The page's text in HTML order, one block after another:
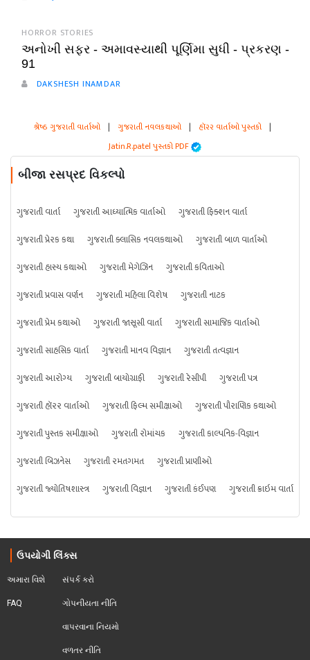
HORROR STORIES
અનોખી સફર - અમાવસ્યાથી પૂર્ણિમા સુધી - પ્રકરણ -
91
DAKSHESH INAMDAR
શ્રેષ્ઠ ગુજરાતી વાર્તાઓ | ગુજરાતી નવલકથાઓ | હૉરર વાર્તાઓ પુસ્તકો |
Jatin.R.patel પુસ્તકો PDF
બીજા રસપ્રદ વિકલ્પો
ગુજરાતી વાર્તા ગુજરાતી આધ્યાત્મિક વાર્તાઓ
ગુજરાતી ફિક્શન વાર્તા
ગુજરાતી પ્રેરક કથા
ગુજરાતી ક્લાસિક નવલકથાઓ
ગુજરાતી બાળ વાર્તાઓ
ગુજરાતી હાસ્ય કથાઓ
ગુજરાતી મેગેઝિન
ગુજરાતી કવિતાઓ
ગુજરાતી પ્રવાસ વર્ણન
ગુજરાતી મહિલા વિશેષ
ગુજરાતી નાટક
ગુજરાતી પ્રેમ કથાઓ
ગુજરાતી જાસૂસી વાર્તા
ગુજરાતી સામાજિક વાર્તાઓ
ગુજરાતી સાહસિક વાર્તા
ગુજરાતી માનવ વિજ્ઞાન
ગુજરાતી તત્વજ્ઞાન
ગુજરાતી આરોગ્ય
ગુજરાતી બાયોગ્રાફી ગુજરાતી રેસીપી
ગુજરાતી પત્ર
ગુજરાતી હૉરર વાર્તાઓ
ગુજરાતી ફિલ્મ સમીક્ષાઓ
ગુજરાતી પૌરાણિક કથાઓ
ગુજરાતી પુસ્તક સમીક્ષાઓ
ગુજરાતી રોમાંચક
ગુજરાતી કાલ્પનિક-વિજ્ઞાન
ગુજરાતી બિઝનેસ
ગુજરાતી રમતગમત
ગુજરાતી પ્રાણીઓ
ગુજરાતી જ્યોતિષશાસ્ત્ર
ગુજરાતી વિજ્ઞાન ગુજરાતી કંઈપણ ગુજરાતી ક્રાઇમ વાર્તા
ઉપયોગી લિંક્સ
અમારા વિશે
FAQ
સંપર્ક કરો
ગોપનીયતા નીતિ
વાપરવાના નિયમો
વળતર નીતિ